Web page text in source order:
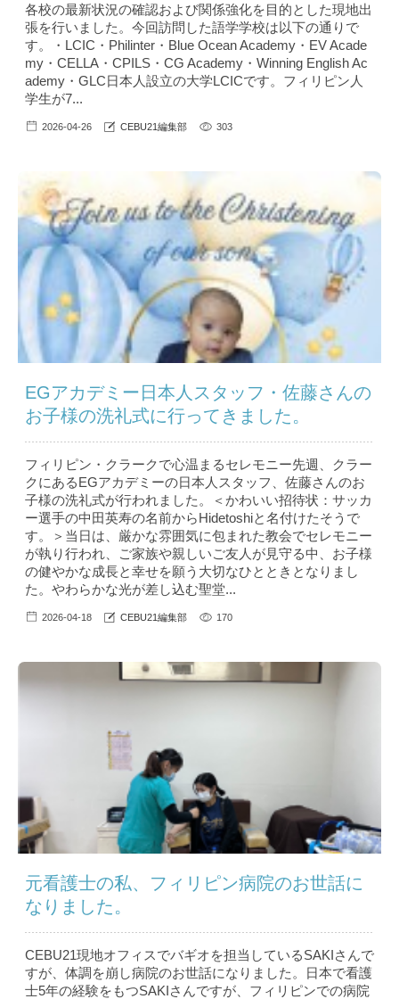
各校の最新状況の確認および関係強化を目的とした現地出
張を行いました。今回訪問した語学学校は以下の通りで
す。・LCIC・Philinter・Blue Ocean Academy・EV Acade
my・CELLA・CPILS・CG Academy・Winning English Ac
ademy・GLC日本人設立の大学LCICです。フィリピン人
学生が7...
2026-04-26 CEBU21編集部 303
EGアカデミー日本人スタッフ・佐藤さんの
お子様の洗礼式に行ってきました。
フィリピン・クラークで心温まるセレモニー先週、クラー
クにあるEGアカデミーの日本人スタッフ、佐藤さんのお
子様の洗礼式が行われました。＜かわいい招待状：サッカ
ー選手の中田英寿の名前からHidetoshiと名付けたそうで
す。＞当日は、厳かな雰囲気に包まれた教会でセレモニー
が執り行われ、ご家族や親しいご友人が見守る中、お子様
の健やかな成長と幸せを願う大切なひとときとなりまし
た。やわらかな光が差し込む聖堂...
2026-04-18 CEBU21編集部 170
元看護士の私、フィリピン病院のお世話に
なりました。
CEBU21現地オフィスでバギオを担当しているSAKIさんで
すが、体調を崩し病院のお世話になりました。日本で看護
士5年の経験をもつSAKIさんですが、フィリピンでの病院